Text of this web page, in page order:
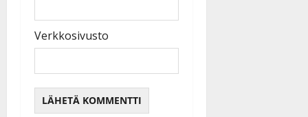
Verkkosivusto